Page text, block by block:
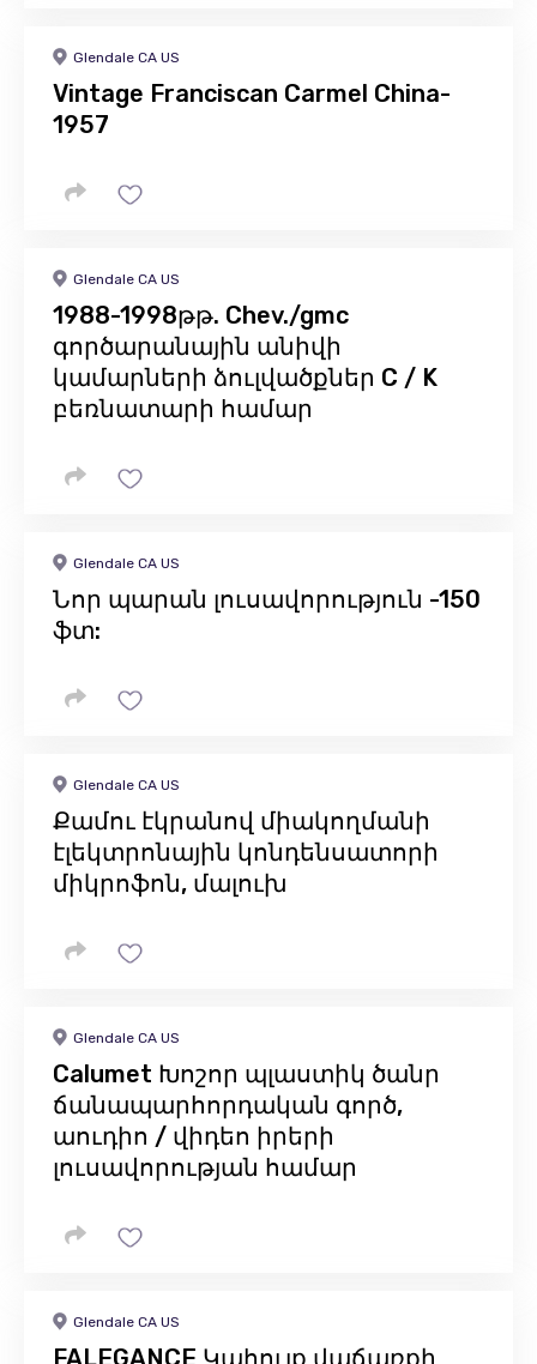
Glendale CA US
Vintage Franciscan Carmel China-
1957
Glendale CA US
1988-1998թթ. Chev./gmc
գործարանային անիվի
կամարների ձուլվածքներ C / K
բեռնատարի համար
Glendale CA US
Նոր պարան լուսավորություն -150
ֆտ:
Glendale CA US
Քամու էկրանով միակողմանի
էլեկտրոնային կոնդենսատորի
միկրոֆոն, մալուխ
Glendale CA US
Calumet Խոշոր պլաստիկ ծանր
ճանապարհորդական գործ,
աուդիո / վիդեո իրերի
լուսավորության համար
Glendale CA US
FALEGANCE Կահույք վաճառքի